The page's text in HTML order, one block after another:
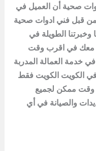
صحية أن العميل في
من قبل فني ادوات صحية
الطويلة في
معك في اقرب وقت
خدمة العمالة المدربة
الكويت الكويت فقط
وقت ممكن لجميع
والصيانة في أي